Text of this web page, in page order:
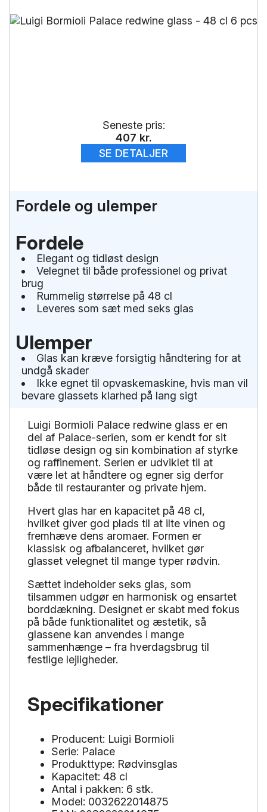
Luigi Bormioli Palace redwine glass er en
del af Palace-serien, som er kendt for sit
tidløse design og sin kombination af styrke
og raffinement. Serien er udviklet til at
være let at håndtere og egner sig derfor
både til restauranter og private hjem.
Hvert glas har en kapacitet på 48 cl,
hvilket giver god plads til at ilte vinen og
fremhæve dens aromaer. Formen er
klassisk og afbalanceret, hvilket gør
glasset velegnet til mange typer rødvin.
Sættet indeholder seks glas, som
tilsammen udgør en harmonisk og ensartet
borddækning. Designet er skabt med fokus
på både funktionalitet og æstetik, så
glassene kan anvendes i mange
sammenhænge – fra hverdagsbrug til
festlige lejligheder.
Fordele og ulemper
Fordele
Elegant og tidløst design
Velegnet til både professionel og privat
brug
Rummelig størrelse på 48 cl
Leveres som sæt med seks glas
Ulemper
Glas kan kræve forsigtig håndtering for at
undgå skader
Ikke egnet til opvaskemaskine, hvis man vil
bevare glassets klarhed på lang sigt
Specifikationer
Producent: Luigi Bormioli
Serie: Palace
Produkttype: Rødvinsglas
Kapacitet: 48 cl
Antal i pakken: 6 stk.
Model: 0032622014875
Seneste pris:
407 kr.
SE DETALJER